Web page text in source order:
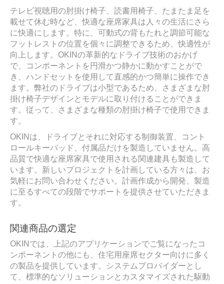
テレビ視聴用の肘掛け椅子、読書用椅子、たまたま足を
載せて休む時など、快適な座席家具は人々の生活にさら
に快適にします。特に、可動式の背もたれと調節可能な
フットレストの位置を個々に調整できるため、快適性が
向上します。OKINの革新的なドライブ技術のおかげ
で、コンポーネントを円滑かつ静かに動かすことがで
き、ハンドセットを使用して直感的かつ簡単に操作でき
ます。弊社のドライブは小型であるため、さまざまな肘
掛け椅子デザインとモデルに取り付けることができま
す。従って、さまざまな種類の肘掛け椅子で使用できま
す。
OKINは、ドライブとそれに対応する制御装置、コント
ロールキーパッド、付属品だけを製造していません。高
品質で快適な座席家具で使用される関連建具も製造して
います。新しいプロジェクトを計画している方々は、お
気軽にお問い合わせください。計画作成から開発、製造
に至るすべての段階でサポートを提供させていただきま
す。
関連商品の選定
OKINでは、上記のアプリケーションでご覧になったコ
ンポーネントの他にも、住宅用座席セクター向けに多く
の製品を提供しています。システムプロバイダーとし
て、標準的なソリューションとカスタマイズされた駆動